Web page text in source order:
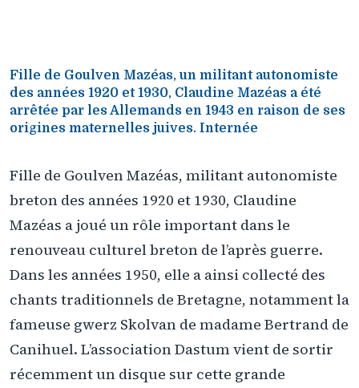
Fille de Goulven Mazéas, un militant autonomiste
des années 1920 et 1930, Claudine Mazéas a été
arrêtée par les Allemands en 1943 en raison de ses
origines maternelles juives. Internée
Fille de Goulven Mazéas, militant autonomiste
breton des années 1920 et 1930, Claudine
Mazéas a joué un rôle important dans le
renouveau culturel breton de l’après guerre.
Dans les années 1950, elle a ainsi collecté des
chants traditionnels de Bretagne, notamment la
fameuse gwerz Skolvan de madame Bertrand de
Canihuel. L’association Dastum vient de sortir
récemment un disque sur cette grande